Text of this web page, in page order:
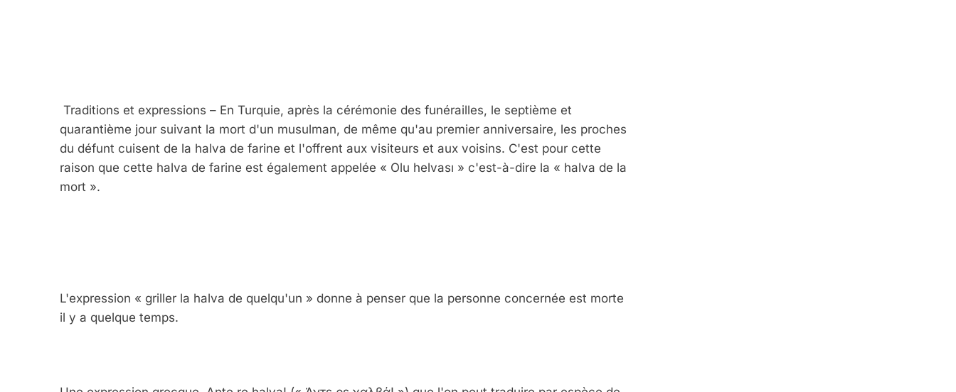
Traditions et expressions – En Turquie, après la cérémonie des funérailles, le septième et
quarantième jour suivant la mort d'un musulman, de même qu'au premier anniversaire, les proches
du défunt cuisent de la halva de farine et l'offrent aux visiteurs et aux voisins. C'est pour cette
raison que cette halva de farine est également appelée « Olu helvası » c'est-à-dire la « halva de la
mort ».
L'expression « griller la halva de quelqu'un » donne à penser que la personne concernée est morte
il y a quelque temps.
5